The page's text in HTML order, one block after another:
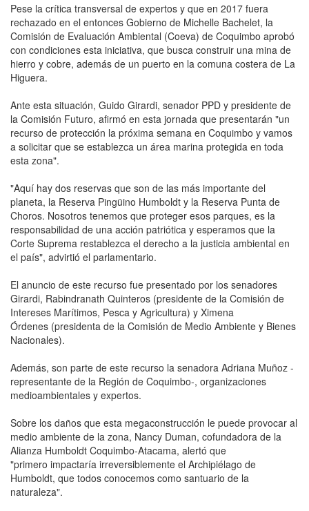
Pese la crítica transversal de expertos y que en 2017 fuera
rechazado en el entonces Gobierno de Michelle Bachelet, la
Comisión de Evaluación Ambiental (Coeva) de Coquimbo aprobó
con condiciones esta iniciativa, que busca construir una mina de
hierro y cobre, además de un puerto en la comuna costera de La
Higuera.
Ante esta situación, Guido Girardi, senador PPD y presidente de
la Comisión Futuro, afirmó en esta jornada que presentarán "un
recurso de protección la próxima semana en Coquimbo y vamos
a solicitar que se establezca un área marina protegida en toda
esta zona".
"Aquí hay dos reservas que son de las más importante del
planeta, la Reserva Pingüino Humboldt y la Reserva Punta de
Choros. Nosotros tenemos que proteger esos parques, es la
responsabilidad de una acción patriótica y esperamos que la
Corte Suprema restablezca el derecho a la justicia ambiental en
el país", advirtió el parlamentario.
El anuncio de este recurso fue presentado por los senadores
Girardi, Rabindranath Quinteros (presidente de la Comisión de
Intereses Marítimos, Pesca y Agricultura) y Ximena
Órdenes (presidenta de la Comisión de Medio Ambiente y Bienes
Nacionales).
Además, son parte de este recurso la senadora Adriana Muñoz -
representante de la Región de Coquimbo-, organizaciones
medioambientales y expertos.
Sobre los daños que esta megaconstrucción le puede provocar al
medio ambiente de la zona, Nancy Duman, cofundadora de la
Alianza Humboldt Coquimbo-Atacama, alertó que
"primero impactaría irreversiblemente el Archipiélago de
Humboldt, que todos conocemos como santuario de la
naturaleza".